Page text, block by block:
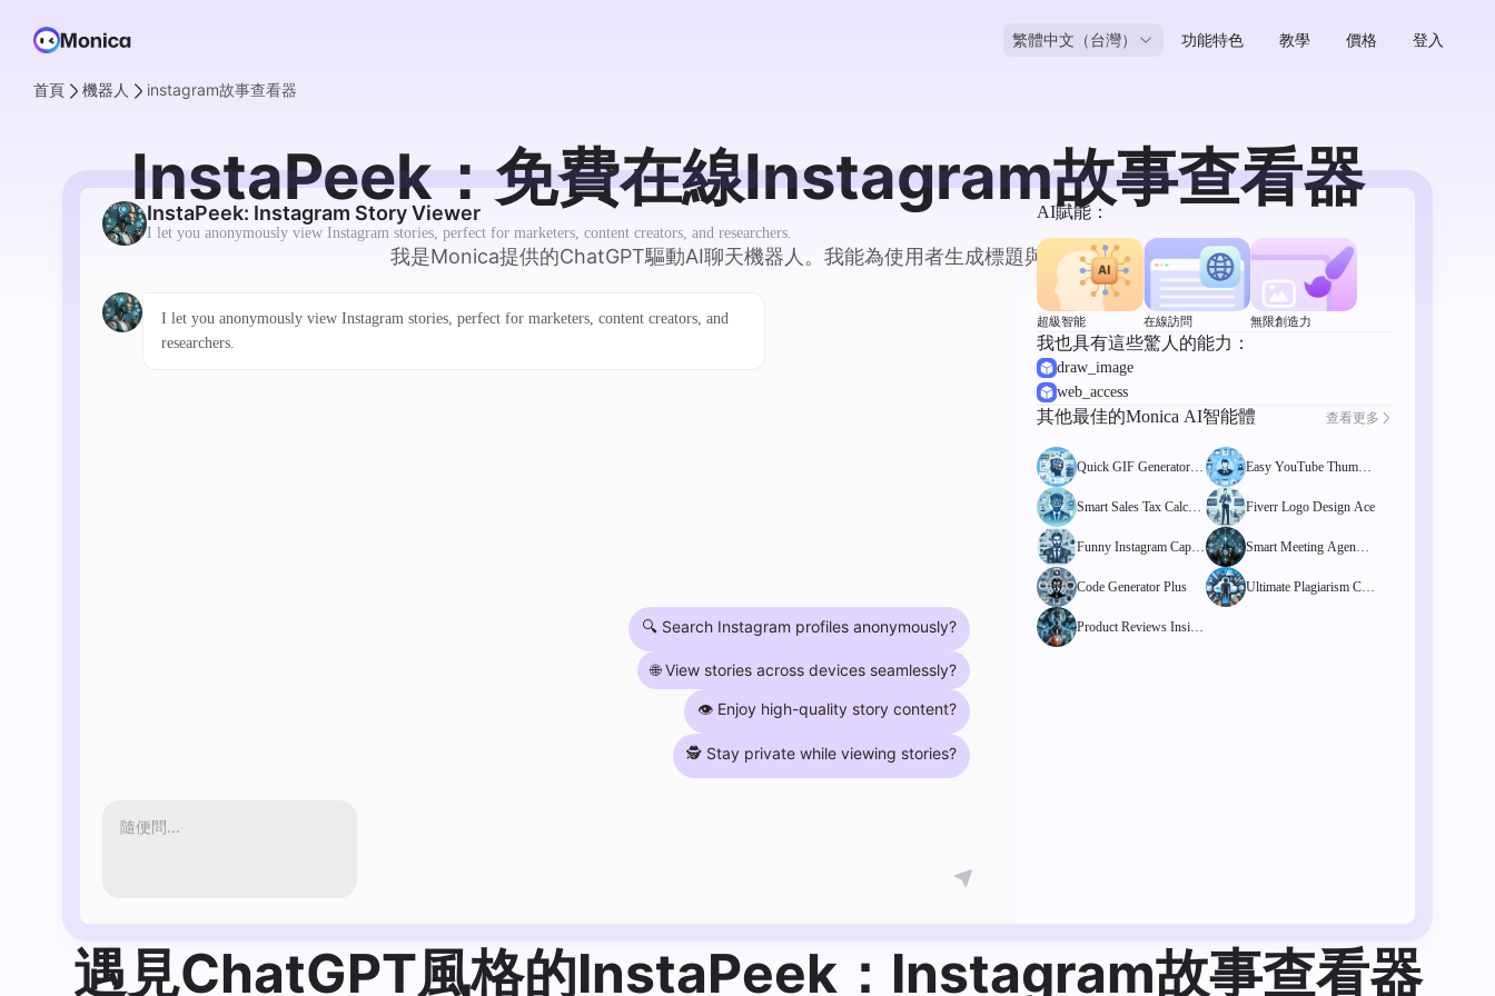
繁體中文（台灣） 功能特色 教學 價格 登入
首頁 機器人 instagram故事查看器
InstaPeek：免費在線Instagram故事查看器
我是Monica提供的ChatGPT驅動AI聊天機器人。我能為使用者生成標題與描述。
InstaPeek: Instagram Story Viewer
I let you anonymously view Instagram stories, perfect for marketers, content creators, and researchers.
I let you anonymously view Instagram stories, perfect for marketers, content creators, and
researchers.
🔍 Search Instagram profiles anonymously?
🌐 View stories across devices seamlessly?
👁️ Enjoy high-quality story content?
🕵️ Stay private while viewing stories?
隨便問...
AI賦能：
超級智能 在線訪問 無限創造力
我也具有這些驚人的能力：
draw_image
web_access
其他最佳的Monica AI智能體 查看更多
Quick GIF Generator Pr
Easy YouTube Thumbn
Smart Sales Tax Calcula
Fiverr Logo Design Ace
Funny Instagram Captio
Smart Meeting Agenda
Code Generator Plus
Ultimate Plagiarism Che
Product Reviews Insigh
遇見ChatGPT風格的InstaPeek：Instagram故事查看器